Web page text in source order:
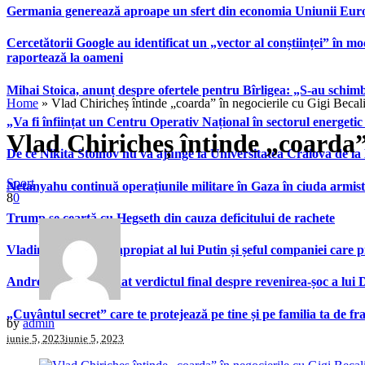
Germania generează aproape un sfert din economia Uniunii
Cercetătorii Google au identificat un „vector al conștiinței” în
raportează la oameni
Mihai Stoica, anunț despre ofertele pentru Bîrligea: „S-au
„Va fi înființat un Centru Operativ Național în sectorul
De ce Nikita Stoinov nu va ajunge la Universitatea Craiova de
Netanyahu continuă operațiunile militare în Gaza în ciuda
Trump se ceartă cu Hegseth din cauza deficitului de rachete
Vladimir Tkachuk, apropiat al lui Putin și șeful companiei care
Andrei Nicolescu a dat verdictul final despre revenirea-șoc a lui
„Cuvântul secret” care te protejează pe tine și pe familia ta de
Home » Vlad Chiricheș întinde „coarda” în negocierile cu Gigi
Vlad Chiricheș întinde
Sport
80
byadmin
iunie 5, 2023iunie 5, 2023